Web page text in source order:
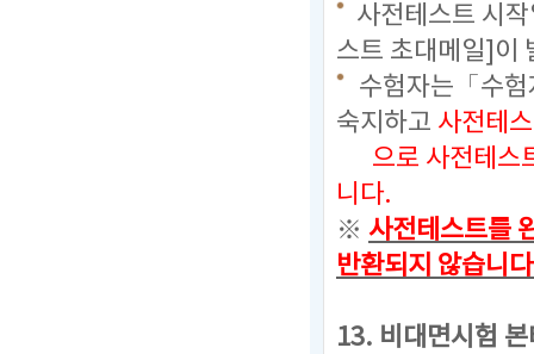
사전테스트 시
스트 초대메일]이
수험자는「수
숙지하고 사전테
으로 사전테스
니다.
※ 사전테스트를
반환되지 않습니
13. 비대면시험